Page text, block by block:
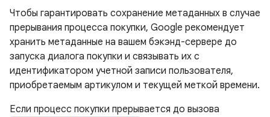
Чтобы гарантировать сохранение метаданных в случае
прерывания процесса покупки, Google рекомендует
хранить метаданные на вашем бэкэнд-сервере до
запуска диалога покупки и связывать их с
идентификатором учетной записи пользователя,
приобретаемым артикулом и текущей меткой времени.
Если процесс покупки прерывается до вызова